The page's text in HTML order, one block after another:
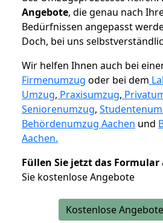
Angebote, die genau nach
Bedürfnissen angepasst
Doch, bei uns
Wir helfen Ihnen auch bei
Firmenumzug oder bei dem
Umzug, Praxisumzug,
Seniorenumzug,
Behördenumzug Aachen und
Aachen.
Füllen Sie jetzt das Formular
Sie kostenlose Angebote
Kostenlose